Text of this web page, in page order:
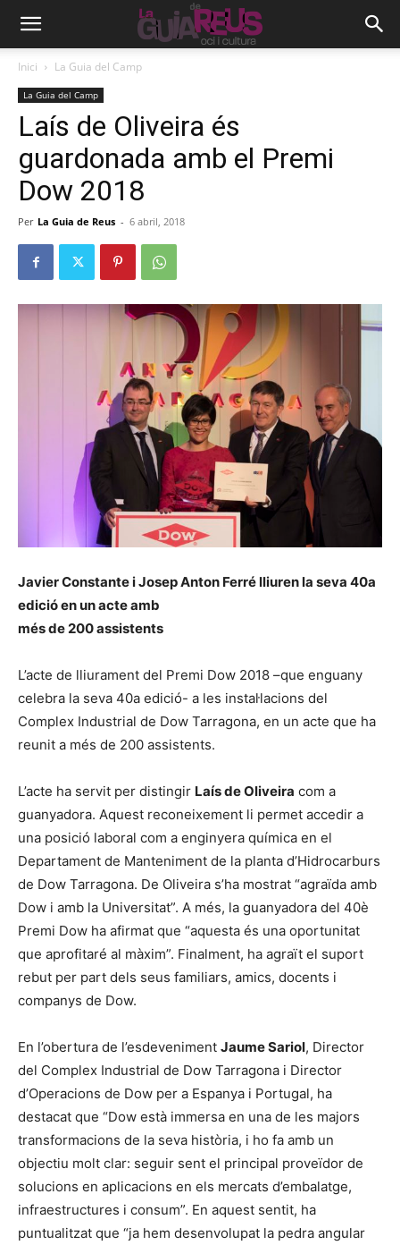
Inici La Guia del Camp
La Guia del Camp
Laís de Oliveira és
guardonada amb el Premi
Dow 2018
Per La Guia de Reus - 6 abril, 2018
Javier Constante i Josep Anton Ferré lliuren la seva 40a
edició en un acte amb
més de 200 assistents
L’acte de lliurament del Premi Dow 2018 –que enguany
celebra la seva 40a edició- a les instal·lacions del
Complex Industrial de Dow Tarragona, en un acte que ha
reunit a més de 200 assistents.
L’acte ha servit per distingir Laís de Oliveira com a
guanyadora. Aquest reconeixement li permet accedir a
una posició laboral com a enginyera química en el
Departament de Manteniment de la planta d’Hidrocarburs
de Dow Tarragona. De Oliveira s’ha mostrat “agraïda amb
Dow i amb la Universitat”. A més, la guanyadora del 40è
Premi Dow ha afirmat que “aquesta és una oportunitat
que aprofitaré al màxim”. Finalment, ha agraït el suport
rebut per part dels seus familiars, amics, docents i
companys de Dow.
En l’obertura de l’esdeveniment Jaume Sariol, Director
del Complex Industrial de Dow Tarragona i Director
d’Operacions de Dow per a Espanya i Portugal, ha
destacat que “Dow està immersa en una de les majors
transformacions de la seva història, i ho fa amb un
objectiu molt clar: seguir sent el principal proveïdor de
solucions en aplicacions en els mercats d’embalatge,
infraestructures i consum”. En aquest sentit, ha
puntualitzat que “ja hem desenvolupat la pedra angular